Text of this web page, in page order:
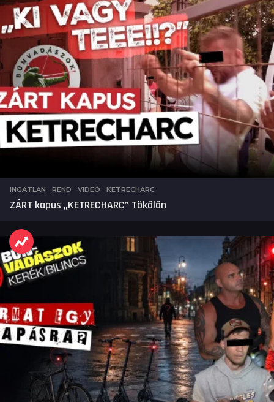
INGATLAN ,REND ,VIDEÓ KETRECHARC
ZÁRT kapus „KETRECHARC” Tökölön